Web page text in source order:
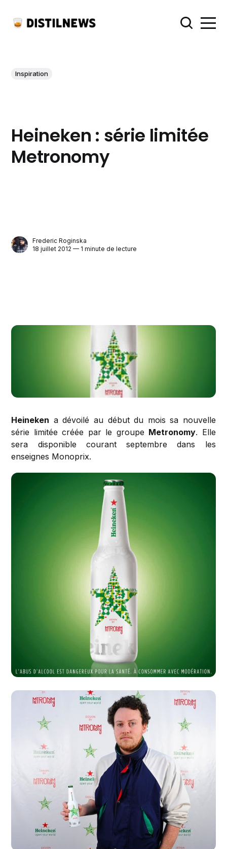
Inspiration
Heineken : série limitée
Metronomy
Frederic Roginska
18 juillet 2012 — 1 minute de lecture
Heineken a dévoilé au début du mois sa nouvelle
série limitée créée par le groupe Metronomy. Elle
sera disponible courant septembre dans les
enseignes Monoprix.